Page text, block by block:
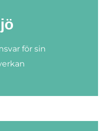
för sin